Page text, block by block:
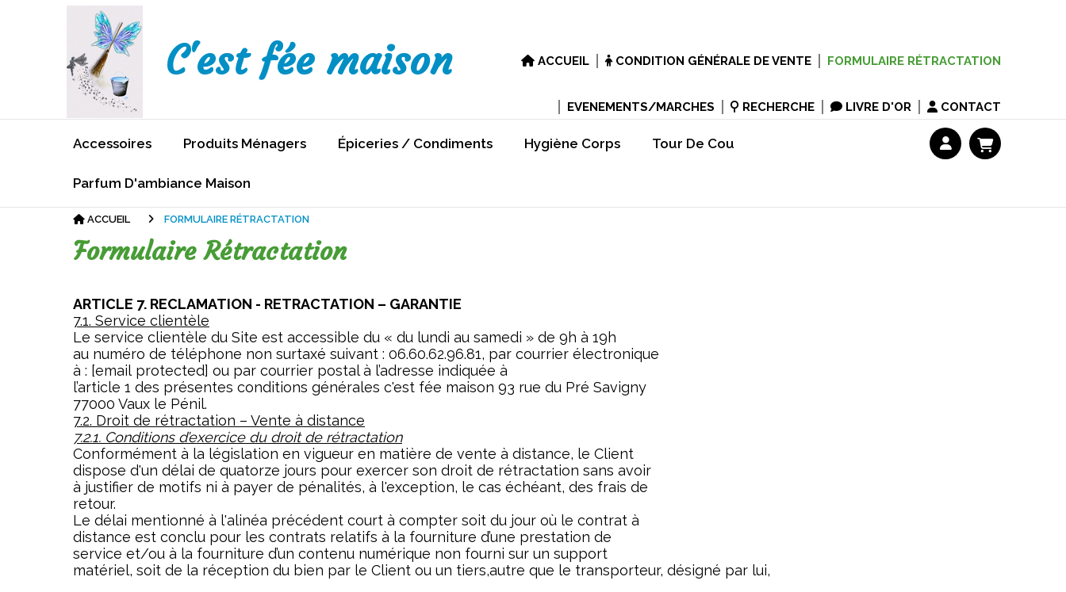
C'est fée maison ACCUEIL CONDITION GÉNÉRALE DE VENTE FORMULAIRE RÉTRACTATION
EVENEMENTS/MARCHES RECHERCHE LIVRE D'OR CONTACT
Accessoires Produits Ménagers Épiceries / Condiments Hygiène Corps Tour De Cou
Parfum D'ambiance Maison
ACCUEIL FORMULAIRE RÉTRACTATION
Formulaire Rétractation
ARTICLE 7. RECLAMATION - RETRACTATION – GARANTIE
7.1. Service clientèle
Le service clientèle du Site est accessible du « du lundi au samedi » de 9h à 19h
au numéro de téléphone non surtaxé suivant : 06.60.62.96.81, par courrier électronique
à : [email protected] ou par courrier postal à l’adresse indiquée à
l’article 1 des présentes conditions générales c'est fée maison 93 rue du Pré Savigny
77000 Vaux le Pénil.
7.2. Droit de rétractation – Vente à distance
7.2.1. Conditions d’exercice du droit de rétractation
Conformément à la législation en vigueur en matière de vente à distance, le Client
dispose d'un délai de quatorze jours pour exercer son droit de rétractation sans avoir
à justifier de motifs ni à payer de pénalités, à l'exception, le cas échéant, des frais de
retour.
Le délai mentionné à l'alinéa précédent court à compter soit du jour où le contrat à
distance est conclu pour les contrats relatifs à la fourniture d’une prestation de
service et/ou à la fourniture d’un contenu numérique non fourni sur un support
matériel, soit de la réception du bien par le Client ou un tiers,autre que le transporteur, désigné par lui,